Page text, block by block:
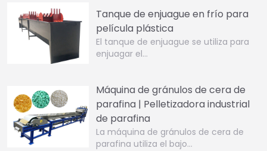
Tanque de enjuague en frío para
película plástica
El tanque de enjuague se utiliza para
enjuagar el…
Máquina de gránulos de cera de
parafina | Pelletizadora industrial
de parafina
La máquina de gránulos de cera de
parafina utiliza el bajo…